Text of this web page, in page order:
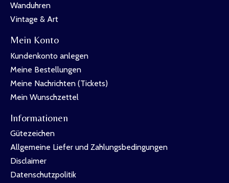
Wanduhren
Vintage & Art
Mein Konto
Kundenkonto anlegen
Meine Bestellungen
Meine Nachrichten (Tickets)
Mein Wunschzettel
Informationen
Gütezeichen
Allgemeine Liefer und Zahlungsbedingungen
Disclaimer
Datenschutzpolitik